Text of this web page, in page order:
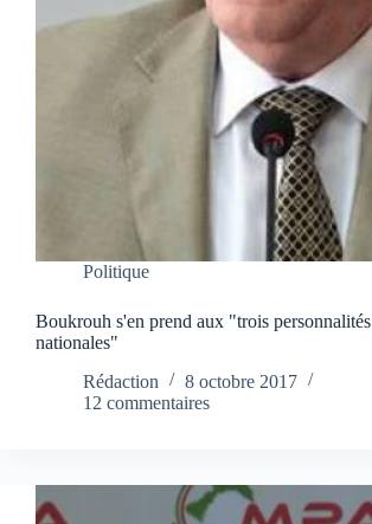
Politique
Boukrouh s'en prend aux "trois personnalités
nationales"
Rédaction
8 octobre 2017
12 commentaires